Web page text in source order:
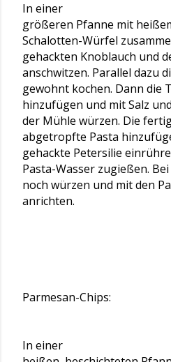
In einer
größeren Pfanne mit
Schalotten-Würfel
gehackten Knoblauch und
anschwitzen. Parallel dazu
gewohnt kochen. Dann die
hinzufügen und mit Salz
der Mühle würzen. Die
abgetropfte Pasta
gehackte Petersilie
Pasta-Wasser zugießen.
noch würzen und mit den
anrichten.
Parmesan-Chips:
In einer